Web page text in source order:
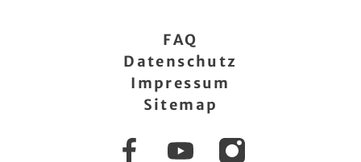
FacebookYouTubeInstagram
FAQ
Datenschutz
Impressum
Sitemap